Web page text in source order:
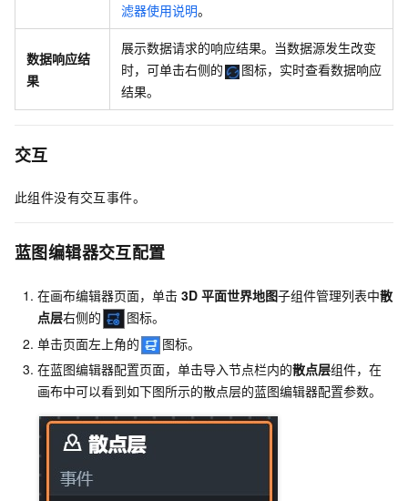
滤器使用说明。
数据响应结
果
展示数据请求的响应结果。当数据源发生改变
时，可单击右侧的
图标，实时查看数据响应
结果。
交互
此组件没有交互事件。
蓝图编辑器交互配置
在画布编辑器页面，单击 3D 平面世界地图子组件管理列表中散
点层右侧的
图标。
单击页面左上角的
图标。
在蓝图编辑器配置页面，单击导入节点栏内的散点层组件，在
画布中可以看到如下图所示的散点层的蓝图编辑器配置参数。